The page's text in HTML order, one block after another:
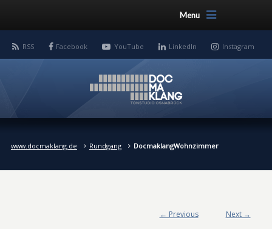
Menu
RSS Facebook YouTube LinkedIn Instagram
www.docmaklang.de Rundgang DocmaklangWohnzimmer
← Previous Next →